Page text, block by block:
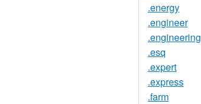
.energy
.engineer
.engineering
.esq
.expert
.express
.farm